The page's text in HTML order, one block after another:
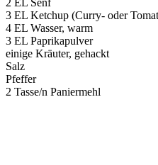
3 EL Ketchup (Curry- oder
4 EL Wasser, warm
3 EL Paprikapulver
einige Kräuter, gehackt
Salz
Pfeffer
2 Tasse/n Paniermehl